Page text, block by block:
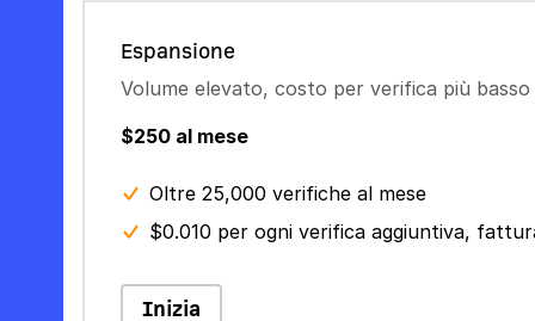
Espansione
Volume elevato, costo per verifica più basso
$250 al mese
Oltre 25,000 verifiche al mese
$0.010 per ogni verifica aggiuntiva,
Inizia